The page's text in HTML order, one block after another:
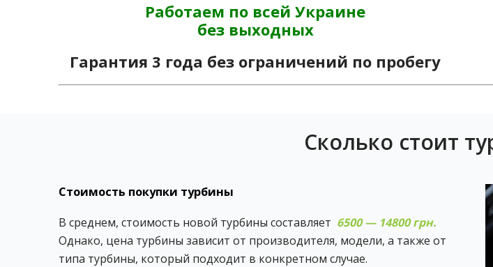
Работаем по всей Украине
без выходных
Гарантия 3 года без ограничений по пробегу
Сколько стоит
Стоимость покупки турбины
В среднем, стоимость новой турбины составляет ‎ 6500 — 14800 грн.
Однако, цена турбины зависит от производителя, модели, а также от
типа турбины, который подходит в конкретном случае.